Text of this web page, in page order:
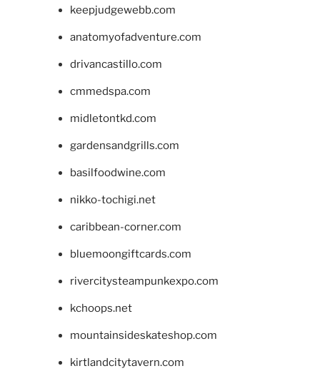
keepjudgewebb.com
anatomyofadventure.com
drivancastillo.com
cmmedspa.com
midletontkd.com
gardensandgrills.com
basilfoodwine.com
nikko-tochigi.net
caribbean-corner.com
bluemoongiftcards.com
rivercitysteampunkexpo.com
kchoops.net
mountainsideskateshop.com
kirtlandcitytavern.com